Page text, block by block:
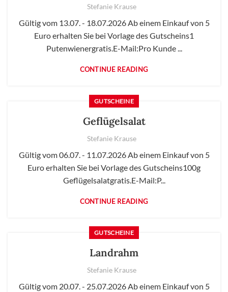
Stefanie Krause
Gültig vom 13.07. - 18.07.2026 Ab einem Einkauf von 5
Euro erhalten Sie bei Vorlage des Gutscheins1
Putenwienergratis.E-Mail:Pro Kunde ...
CONTINUE READING
GUTSCHEINE
Geflügelsalat
Stefanie Krause
Gültig vom 06.07. - 11.07.2026 Ab einem Einkauf von 5
Euro erhalten Sie bei Vorlage des Gutscheins100g
Geflügelsalatgratis.E-Mail:P...
CONTINUE READING
GUTSCHEINE
Landrahm
Stefanie Krause
Gültig vom 20.07. - 25.07.2026 Ab einem Einkauf von 5